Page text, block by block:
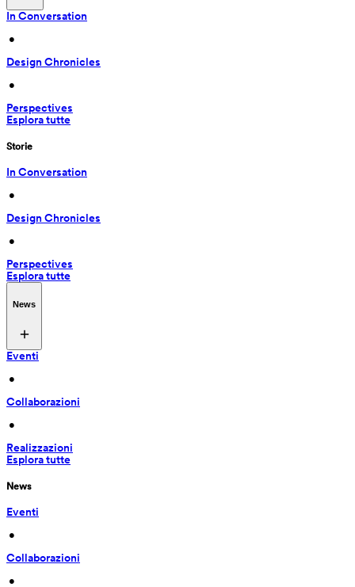
In Conversation
•
Design Chronicles
•
Perspectives
Esplora tutte
Storie
In Conversation
•
Design Chronicles
•
Perspectives
Esplora tutte
News
Eventi
•
Collaborazioni
•
Realizzazioni
Esplora tutte
News
Eventi
•
Collaborazioni
•